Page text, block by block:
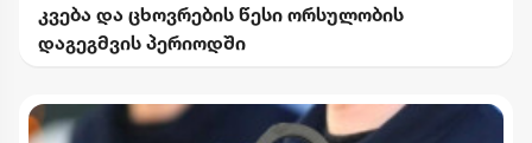
კვება და ცხოვრების წესი ორსულობის
დაგეგმვის პერიოდში